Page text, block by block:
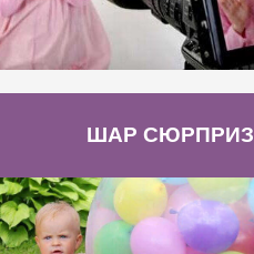
ШАР СЮРПРИЗ